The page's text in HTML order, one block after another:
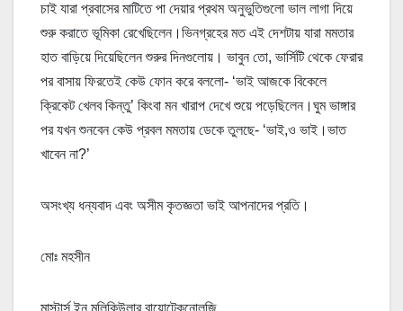
চাই যারা প্রবাসের মাটিতে পা দেয়ার প্রথম অনুভুতিগুলো ভাল লাগা দিয়ে
শুরু করাতে ভূমিকা রেখেছিলেন।ভিনগ্রহের মত এই দেশটায় যারা মমতার
হাত বাড়িয়ে দিয়েছিলেন শুরুর দিনগুলোয়। ভাবুন তো, ভার্সিটি থেকে ফেরার
পর বাসায় ফিরতেই কেউ ফোন করে বললো- ‘ভাই আজকে বিকেলে
ক্রিকেট খেলব কিন্তু’ কিংবা মন খারাপ দেখে শুয়ে পড়েছিলেন।ঘুম ভাঙ্গার
পর যখন শুনবেন কেউ প্রবল মমতায় ডেকে তুলছে- ‘ভাই,ও ভাই।ভাত
খাবেন না?’
অসংখ্য ধন্যবাদ এবং অসীম কৃতজ্ঞতা ভাই আপনাদের প্রতি।
মোঃ মহসীন